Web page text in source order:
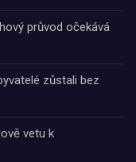
průvod očekává
zůstali bez
vetu k